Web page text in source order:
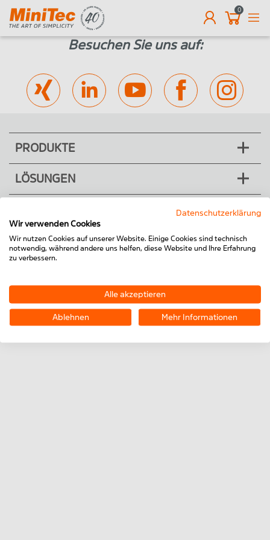
0
Besuchen Sie uns auf:
PRODUKTE
LÖSUNGEN
SERVICE
KontaktCookie-EinstellungenImpressumDatenschutz
Datenschutzerklärung
Wir verwenden Cookies
Wir nutzen Cookies auf unserer Website. Einige Cookies sind technisch
notwendig, während andere uns helfen, diese Website und Ihre Erfahrung
zu verbessern.
Alle akzeptieren
Ablehnen Mehr Informationen